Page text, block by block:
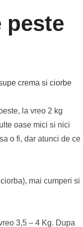
peste
crema si ciorbe
la vreo 2 kg
oase mici si nici
o fi, dar atunci de ce
mai cumperi si
3,5 – 4 Kg. Dupa